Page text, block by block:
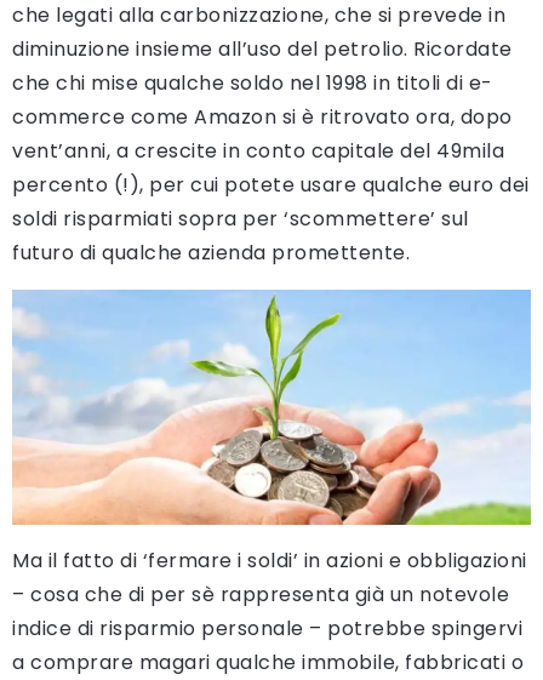
che legati alla carbonizzazione, che si prevede in
diminuzione insieme all’uso del petrolio. Ricordate
che chi mise qualche soldo nel 1998 in titoli di e-
commerce come Amazon si è ritrovato ora, dopo
vent’anni, a crescite in conto capitale del 49mila
percento (!), per cui potete usare qualche euro dei
soldi risparmiati sopra per ‘scommettere’ sul
futuro di qualche azienda promettente.
Ma il fatto di ‘fermare i soldi’ in azioni e obbligazioni
– cosa che di per sè rappresenta già un notevole
indice di risparmio personale – potrebbe spingervi
a comprare magari qualche immobile, fabbricati o